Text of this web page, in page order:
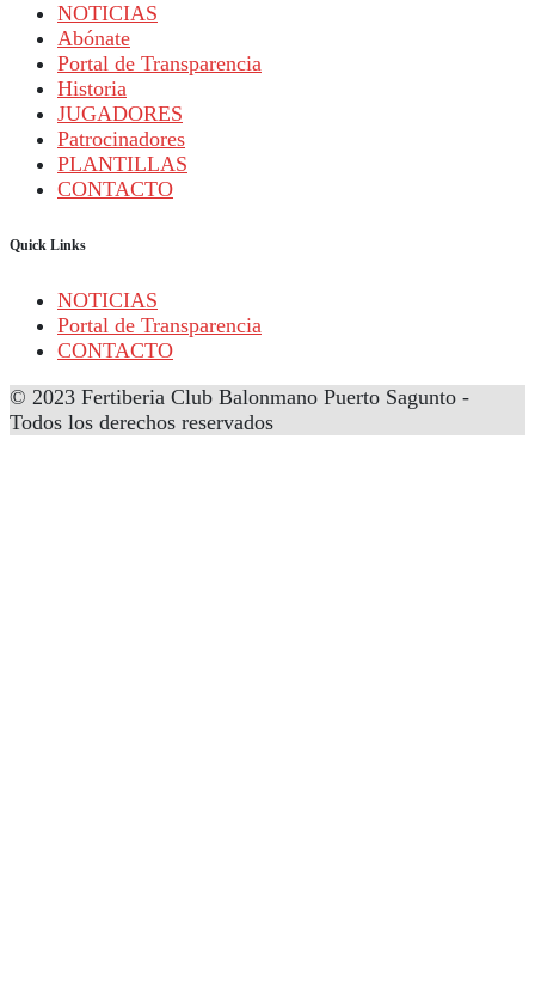
NOTICIAS
Abónate
Portal de Transparencia
Historia
JUGADORES
Patrocinadores
PLANTILLAS
CONTACTO
Quick Links
NOTICIAS
Portal de Transparencia
CONTACTO
© 2023 Fertiberia Club Balonmano Puerto Sagunto -
Todos los derechos reservados